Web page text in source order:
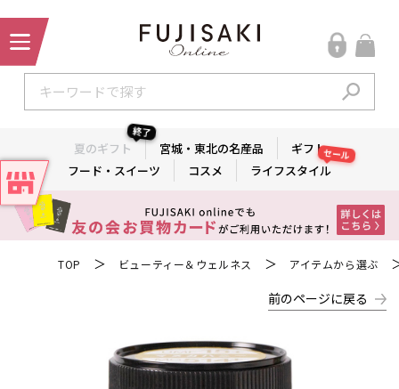
夏のギフト
終了
宮城・東北の名産品
ギフト
フード・スイーツ
コスメ ライフスタイル
セール
TOP ＞ ビューティー＆ウェルネス ＞ アイテムから選ぶ
前のページに戻る